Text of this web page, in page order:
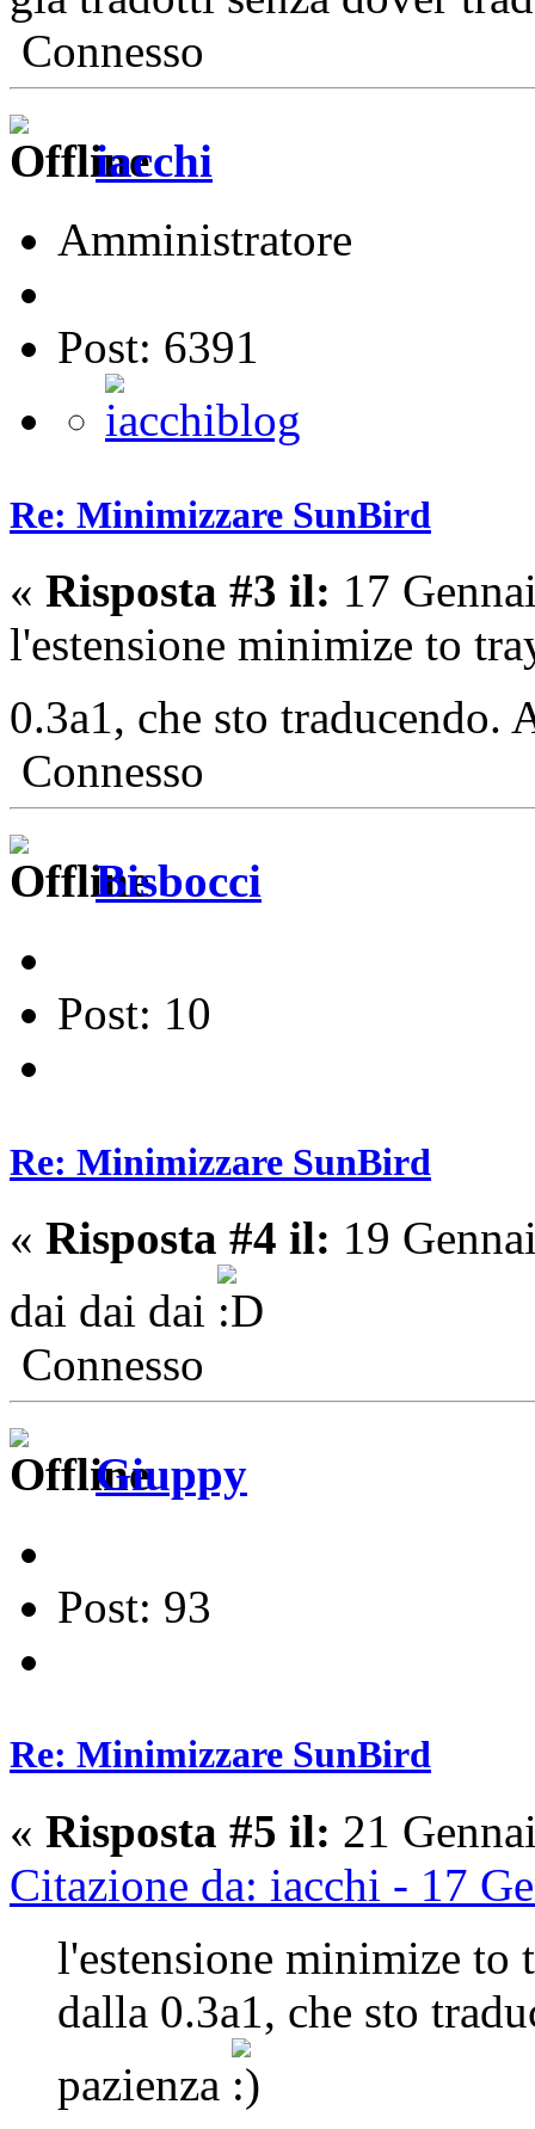
Connesso
iacchi
Amministratore
Post: 6391
Re: Minimizzare SunBird
« Risposta #3 il: 17
l'estensione minimize to
0.3a1, che sto traducendo.
Connesso
Bisbocci
Post: 10
Re: Minimizzare SunBird
« Risposta #4 il: 19
dai dai dai
Connesso
Giuppy
Post: 93
Re: Minimizzare SunBird
« Risposta #5 il: 21
Citazione da: iacchi - 17
l'estensione minimize to
dalla 0.3a1, che sto
pazienza